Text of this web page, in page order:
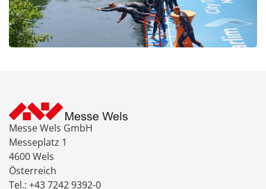
Messe Wels GmbH
Messeplatz 1
4600 Wels
Österreich
Tel.: +43 7242 9392-0